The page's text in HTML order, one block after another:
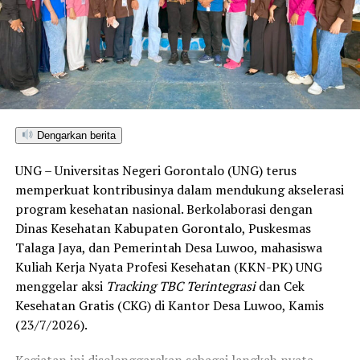
seluruh kabupaten/kota di Provinsi Gorontalo maupun
Sulawesi Utara. Skor ini melampaui target yang
ditetapkan dan mengantarkan Kota Gorontalo menjadi
satu-satunya daerah di wilayah tersebut yang
menembus kategori “Unggul”. Sementara kabupaten lain
di Gorontalo masih berada pada kategori “Berkembang”
tertinggi di kawasan SulutGo sebagaimana dipaparkan
dalam Rakorwil TPAKD,” ungkap Wawali Indra Gobel
usai kegiatan.
Indra menambahkan, skor IKAD ini membuktikan bahwa
tingkat keterjangkauan, pemanfaatan, serta inklusivitas
layanan keuangan bagi masyarakat di Kota Gorontalo
berada di posisi terdepan.
Dengarkan berita
UNG – Universitas Negeri Gorontalo (UNG) terus
memperkuat kontribusinya dalam mendukung akselerasi
program kesehatan nasional. Berkolaborasi dengan
Dinas Kesehatan Kabupaten Gorontalo, Puskesmas
Talaga Jaya, dan Pemerintah Desa Luwoo, mahasiswa
Kuliah Kerja Nyata Profesi Kesehatan (KKN-PK) UNG
menggelar aksi Tracking TBC Terintegrasidan Cek
Kesehatan Gratis (CKG) di Kantor Desa Luwoo, Kamis
(23/7/2026).